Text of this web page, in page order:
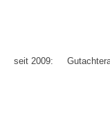
seit 2009: